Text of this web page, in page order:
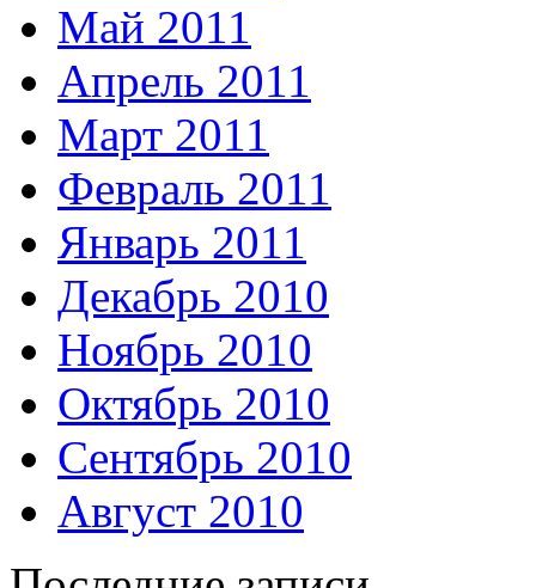
Май 2011
Апрель 2011
Март 2011
Февраль 2011
Январь 2011
Декабрь 2010
Ноябрь 2010
Октябрь 2010
Сентябрь 2010
Август 2010